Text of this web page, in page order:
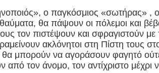
ο παγκόσμιος «σωτήρας» ,
θα πάψουν οι πόλεμοι και
τον πιστέψουν και σφραγιστούν με
ακλόνητοι στη Πίστη τους
θα μπορούν να αγοράσουν φαγητό
από τον άνομο, τον αντίχριστο μέχρι